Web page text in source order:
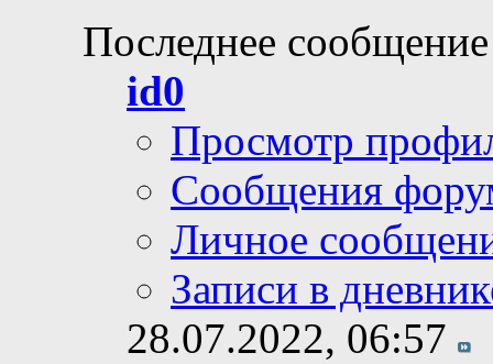
Последнее
id0
Просмотр
Сообщения
Личное
Записи в
28.07.2022, 06:57